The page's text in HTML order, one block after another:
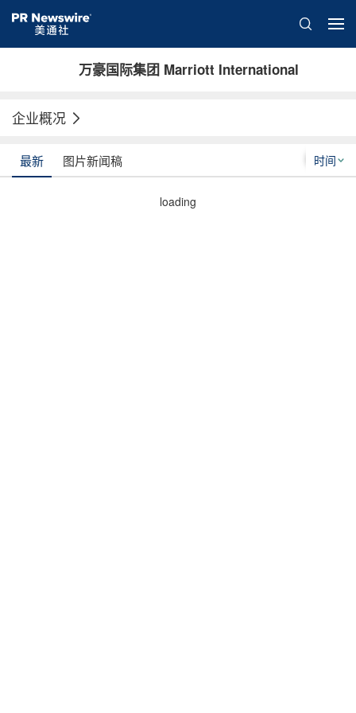
万豪国际集团 Marriott International
企业概况
时间
最新 图片新闻稿
loading